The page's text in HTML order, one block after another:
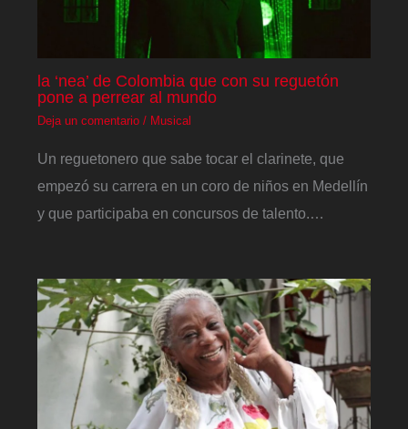
la ‘nea’ de Colombia que con su reguetón
pone a perrear al mundo
Deja un comentario / Musical
Un reguetonero que sabe tocar el clarinete, que
empezó su carrera en un coro de niños en Medellín
y que participaba en concursos de talento.…